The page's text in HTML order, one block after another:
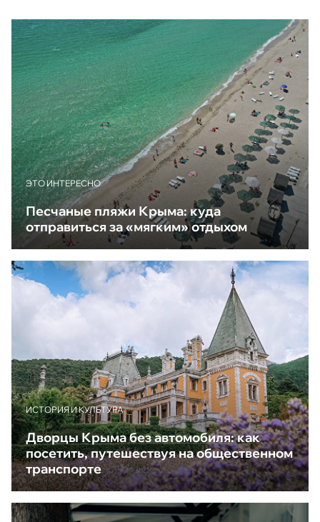
ЭТО ИНТЕРЕСНО
Песчаные пляжи Крыма: куда
отправиться за «мягким» отдыхом
ИСТОРИЯ И КУЛЬТУРА
Дворцы Крыма без автомобиля: как
посетить, путешествуя на общественном
транспорте